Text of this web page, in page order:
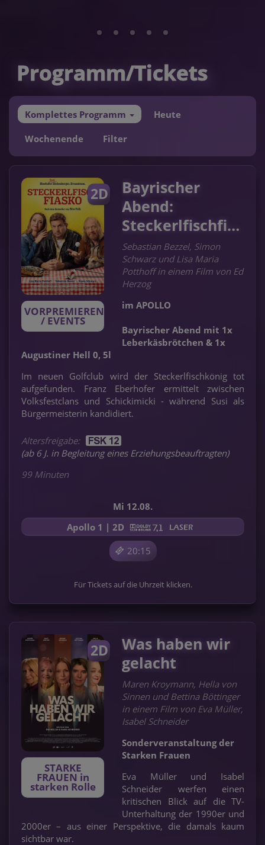
Bayrischer Abend
am 12.08. um 20.15
Uhr
inklusive 1x Leberkäsbrötchen & 1x
Augustiner Hell 0,5l
PAW Patrol: Der
Dino Film
ab 05.08. bei uns im KINO!!!
Insidious: Out of
the Further
ab 20.08. bei uns im Programm!!!
MUTINY
ab 27.08. bei uns im Programm!!!
Spider-Man: Brand
New Day (3D)
ab 29.07. bei uns im KINO! Der
Vorverkauf ist gestartet!
Programm/Tickets
Komplettes Programm Heute
Wochenende Filter
2D
VORPREMIEREN
/ EVENTS
Bayrischer
Abend:
Steckerlfischfiasko
Sebastian Bezzel, Simon
Schwarz und Lisa Maria
Potthoff in einem Film von Ed
Herzog
im APOLLO
Bayrischer Abend mit 1x
Leberkäsbrötchen & 1x
Augustiner Hell 0, 5l
Im neuen Golfclub wird der Steckerlfischkönig tot
aufgefunden. Franz Eberhofer ermittelt zwischen
Volksfestclans und Schickimicki - während Susi als
Bürgermeisterin kandidiert.
Altersfreigabe:
(ab 6 J. in Begleitung eines Erziehungsbeauftragten)
99 Minuten
Mi 12.08.
20:15
Apollo 1 | 2D
Für Tickets auf die Uhrzeit klicken.
2D
STARKE
FRAUEN in
starken Rolle
Was haben wir
gelacht
Maren Kroymann, Hella von
Sinnen und Bettina Böttinger
in einem Film von Eva Müller,
Isabel Schneider
Sonderveranstaltung der
Starken Frauen
Eva Müller und Isabel
Schneider werfen einen
kritischen Blick auf die TV-
Unterhaltung der 1990er und
2000er – aus einer Perspektive, die damals kaum
sichtbar war.